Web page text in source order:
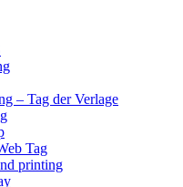
– Tag der Verlage
Tag
printing